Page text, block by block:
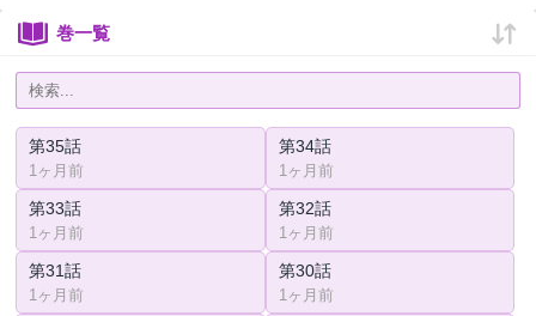
巻一覧
第35話
1ヶ月前
第34話
1ヶ月前
第33話
1ヶ月前
第32話
1ヶ月前
第31話
1ヶ月前
第30話
1ヶ月前